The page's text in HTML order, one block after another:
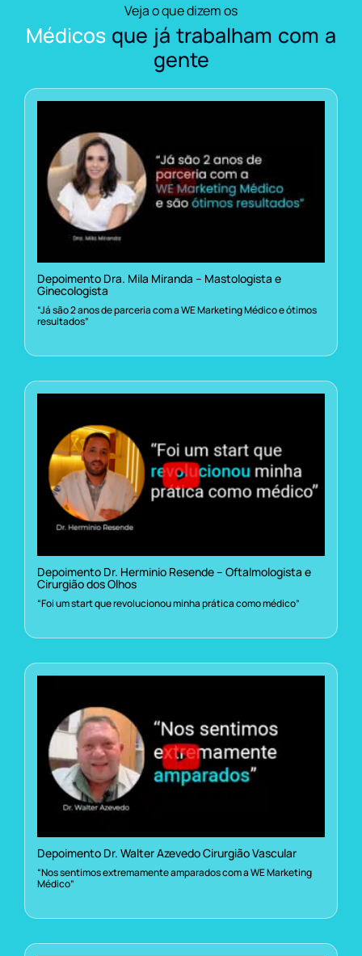
Veja o que dizem os
Médicos que já trabalham com a
gente
Depoimento Dra. Mila Miranda – Mastologista e
Ginecologista
“Já são 2 anos de parceria com a WE Marketing Médico e ótimos
resultados”
Depoimento Dr. Herminio Resende – Oftalmologista e
Cirurgião dos Olhos
“Foi um start que revolucionou minha prática como médico”
Depoimento Dr. Walter Azevedo Cirurgião Vascular
“Nos sentimos extremamente amparados com a WE Marketing
Médico”